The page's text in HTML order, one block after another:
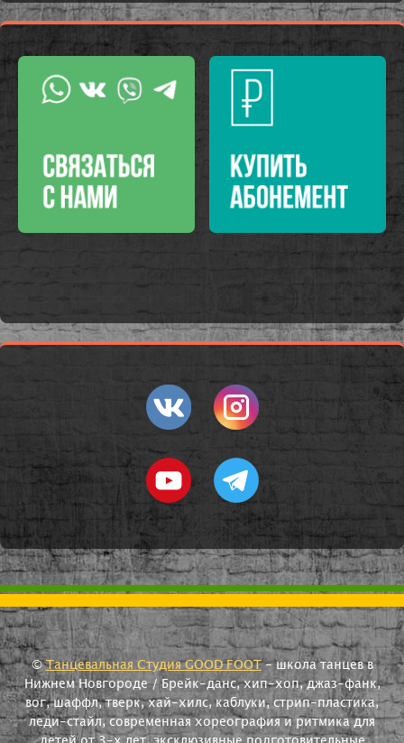
©Танцевальная Студия GOOD FOOT- школа танцев в
Нижнем Новгороде / Брейк-данс, хип-хоп, джаз-фанк,
вог, шаффл, тверк, хай-хилс, каблуки, стрип-пластика,
леди-стайл, современная хореография и ритмика для